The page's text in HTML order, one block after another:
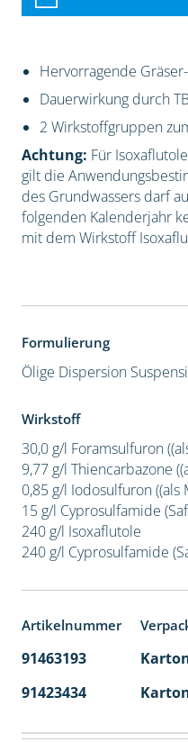
Hervorragende
Dauerwirkung durch
2 Wirkstoffgruppen
Achtung: Für
gilt die
des Grundwassers darf
folgenden Kalenderjahr
mit dem Wirkstoff
Formulierung
Ölige Dispersion
Wirkstoff
30,0 g/l Foramsulfuron
9,77 g/l Thiencarbazone
0,85 g/l Iodosulfuron ((als
15 g/l Cyprosulfamide
240 g/l Isoxaflutole
240 g/l Cyprosulfamide
Artikelnummer
91463193
91423434